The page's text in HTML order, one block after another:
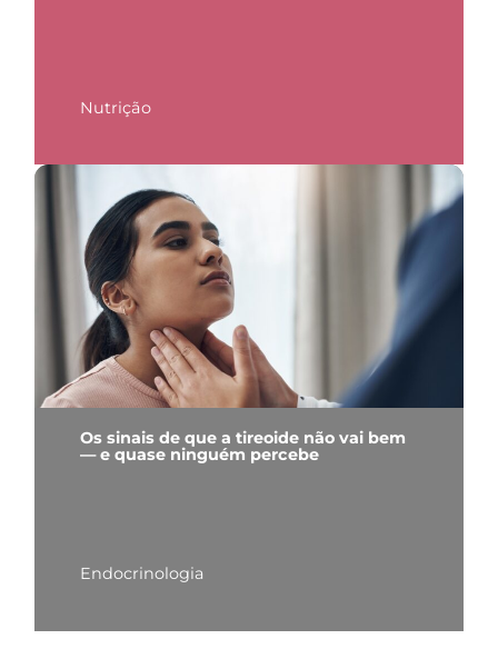
Nutrição
Os sinais de que a tireoide não vai bem
— e quase ninguém percebe
Endocrinologia